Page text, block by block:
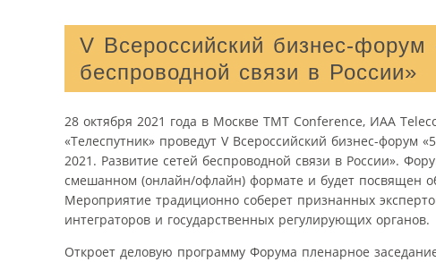
V Всероссийский бизнес-
беспроводной связи в России»
28 октября 2021 года в Москве TMT Conference, ИАА
«Телеспутник» проведут V Всероссийский бизнес-форум
2021. Развитие сетей беспроводной связи в России».
смешанном (онлайн/офлайн) формате и будет посвящен
Мероприятие традиционно соберет признанных
интеграторов и государственных регулирующих органов.
Откроет деловую программу Форума пленарное